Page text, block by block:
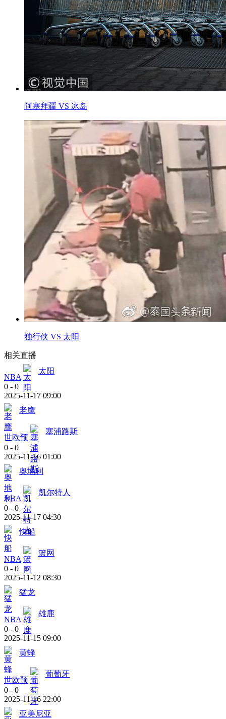
阿塞拜疆 VS 冰岛
独行侠 VS 太阳
相关直播
NBA
太阳
0 - 0
2025-11-17 09:00
老鹰
世欧预
塞浦路斯
0 - 0
2025-11-16 01:00
奥地利
NBA
凯尔特人
0 - 0
2025-11-17 04:30
快船
NBA
篮网
0 - 0
2025-11-12 08:30
猛龙
NBA
雄鹿
0 - 0
2025-11-15 09:00
黄蜂
世欧预
葡萄牙
0 - 0
2025-11-16 22:00
亚美尼亚